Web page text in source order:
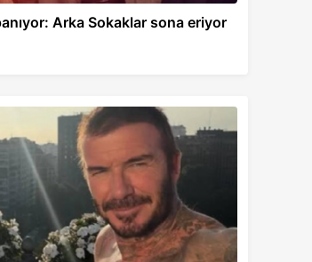
Arka Sokaklar sona eriyor